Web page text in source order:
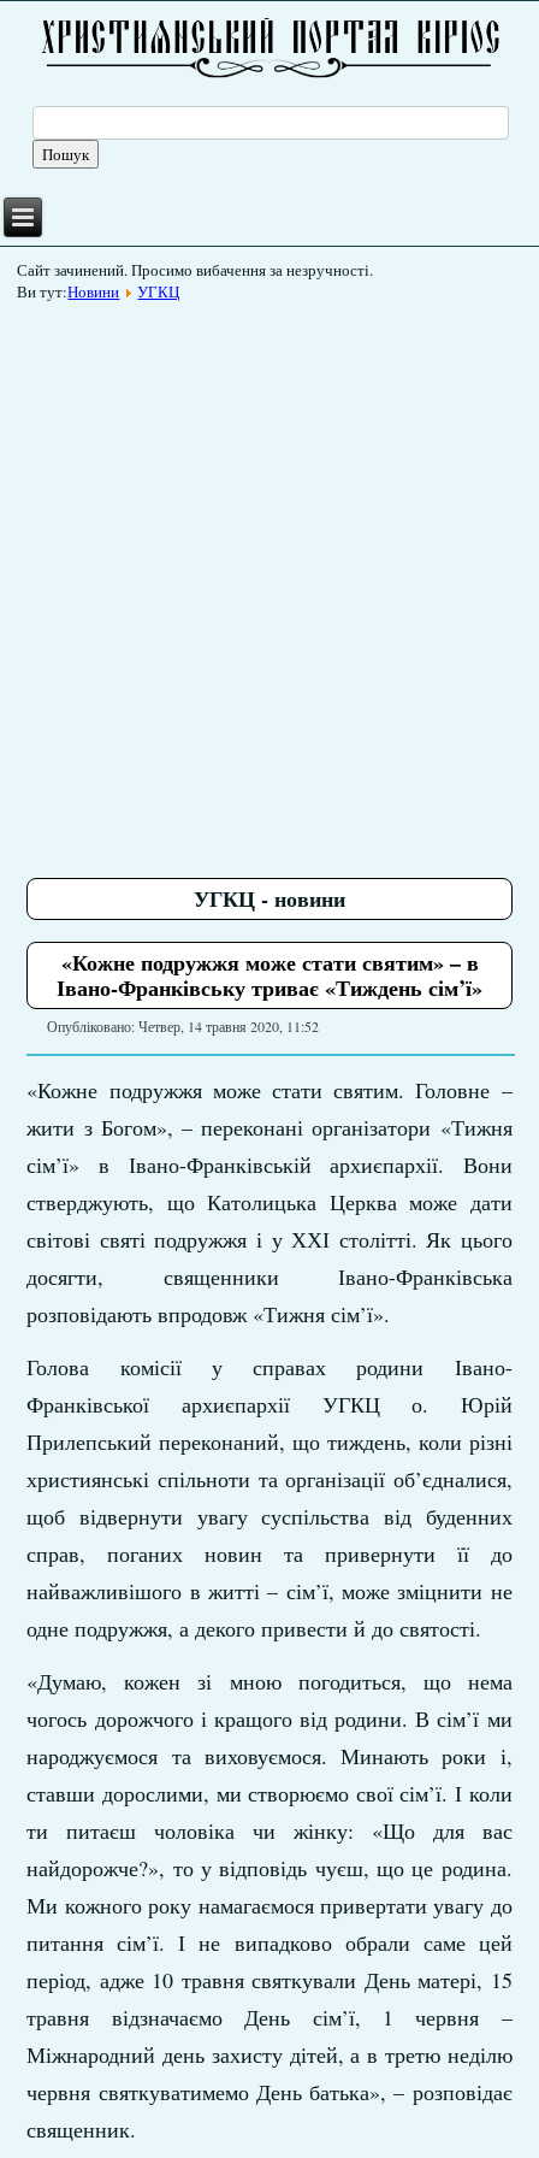
Сайт зачинений. Просимо вибачення за незручності.
Ви тут:Новини УГКЦ
УГКЦ - новини
«Кожне подружжя може стати святим» – в
Івано-Франківську триває «Тиждень сім’ї»
Опубліковано: Четвер, 14 травня 2020, 11:52
«Кожне подружжя може стати святим. Головне –
жити з Богом», – переконані організатори «Тижня
сім’ї» в Івано-Франківській архиєпархії. Вони
стверджують, що Католицька Церква може дати
світові святі подружжя і у ХХІ столітті. Як цього
досягти, священники Івано-Франківська
розповідають впродовж «Тижня сім’ї».
Голова комісії у справах родини Івано-
Франківської архиєпархії УГКЦ о. Юрій
Прилепський переконаний, що тиждень, коли різні
християнські спільноти та організації об’єдналися,
щоб відвернути увагу суспільства від буденних
справ, поганих новин та привернути її до
найважливішого в житті – сім’ї, може зміцнити не
одне подружжя, а декого привести й до святості.
«Думаю, кожен зі мною погодиться, що нема
чогось дорожчого і кращого від родини. В сім’ї ми
народжуємося та виховуємося. Минають роки і,
ставши дорослими, ми створюємо свої сім’ї. І коли
ти питаєш чоловіка чи жінку: «Що для вас
найдорожче?», то у відповідь чуєш, що це родина.
Ми кожного року намагаємося привертати увагу до
питання сім’ї. І не випадково обрали саме цей
період, адже 10 травня святкували День матері, 15
травня відзначаємо День сім’ї, 1 червня –
Міжнародний день захисту дітей, а в третю неділю
червня святкуватимемо День батька», – розповідає
священник.